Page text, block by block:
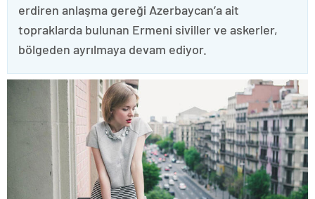
erdiren anlaşma gereği Azerbaycan’a ait
topraklarda bulunan Ermeni siviller ve askerler,
bölgeden ayrılmaya devam ediyor.